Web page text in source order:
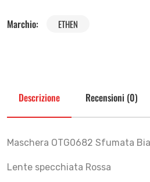
Marchio: ETHEN
Descrizione Recensioni (0)
Maschera OTG0682 Sfumata
Lente specchiata Rossa